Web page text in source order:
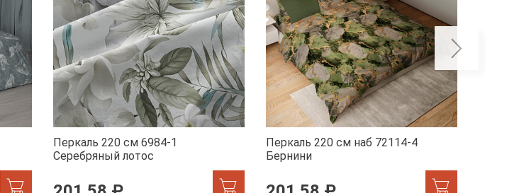
Перкаль 220 см 6984-1
Серебряный лотос
Перкаль 220 см наб 72114-4
Бернини